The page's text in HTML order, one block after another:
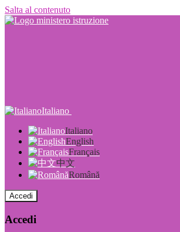
Salta al contenuto
Italiano
Italiano
English
Français
中文
Română
Accedi
Accedi